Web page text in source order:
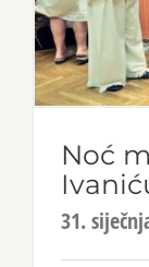
Noć
31.